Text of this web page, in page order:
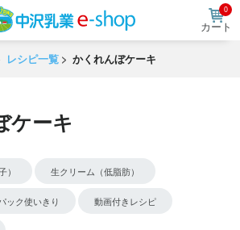
0
カート
レシピ一覧 かくれんぼケーキ
ケーキ
） 生クリーム（低脂肪）
ック使いきり 動画付きレシピ